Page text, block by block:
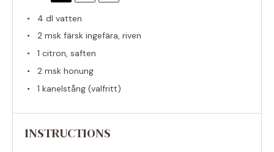
4 dl vatten
2 msk färsk ingefära, riven
1 citron, saften
2 msk honung
1 kanelstång (valfritt)
INSTRUCTIONS